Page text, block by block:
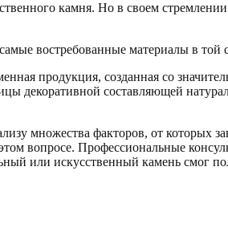
камня. Но в своем
востребованные материалы в той
продукция, созданная со
декоративной составляющей
множества факторов, от которых
вопросе. Профессиональные
или искусственный камень смог